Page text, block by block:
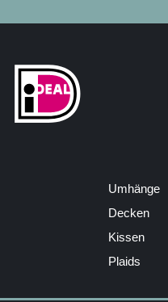
Umhänge
Decken
Kissen
Plaids